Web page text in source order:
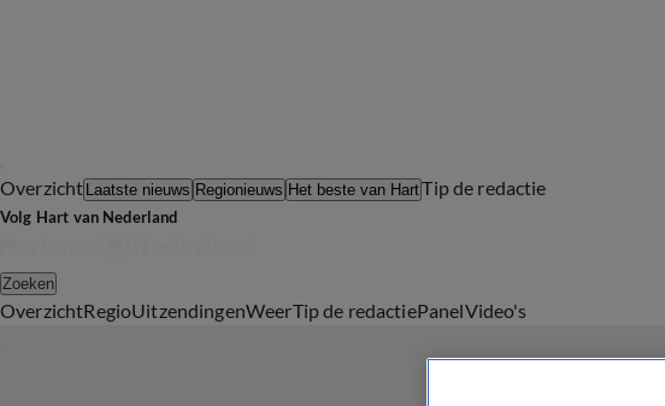
Overzicht Laatste nieuws Regionieuws Het beste van HartTip de redactie
Volg Hart van Nederland
Zoeken
OverzichtRegioUitzendingenWeerTip de redactiePanelVideo's